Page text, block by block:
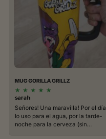
MUG GORILLA GRILLZ
★ ★ ★ ★ ★
sarah
Señores! Una maravilla! Por el día
lo uso para el agua, por la tarde-
noche para la cerveza (sin…